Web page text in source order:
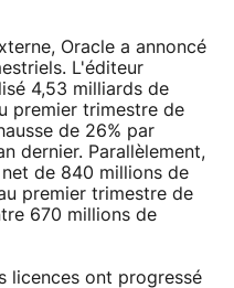
Oracle a annoncé
L'éditeur
4,53 milliards de
premier trimestre de
de 26% par
dernier. Parallèlement,
de 840 millions de
premier trimestre de
670 millions de
licences ont progressé